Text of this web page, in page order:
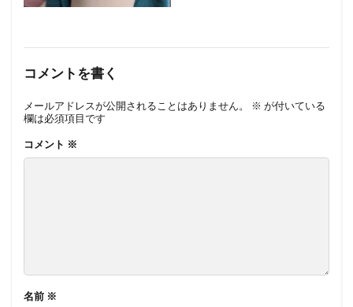
コメントを書く
メールアドレスが公開されることはありません。 ※ が付いている
欄は必須項目です
コメント ※
名前 ※